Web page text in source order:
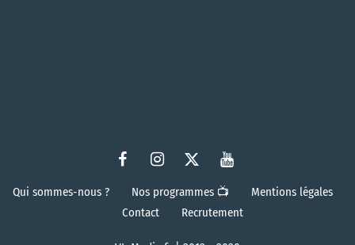
Qui sommes-nous ? Nos programmes 📺
Mentions légales
Contact
Recrutement